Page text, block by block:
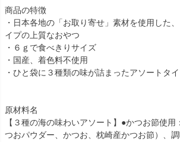
商品の特徴
・日本各地の「お取り寄せ」素材を使用した
イプの上質なおやつ
・６ｇで食べきりサイズ
・国産、着色料不使用
・ひと袋に３種類の味が詰まったアソートタ
原材料名
【３種の海の味わいアソート】●かつお節使
つおパウダー、かつお、枕崎産かつお節）、